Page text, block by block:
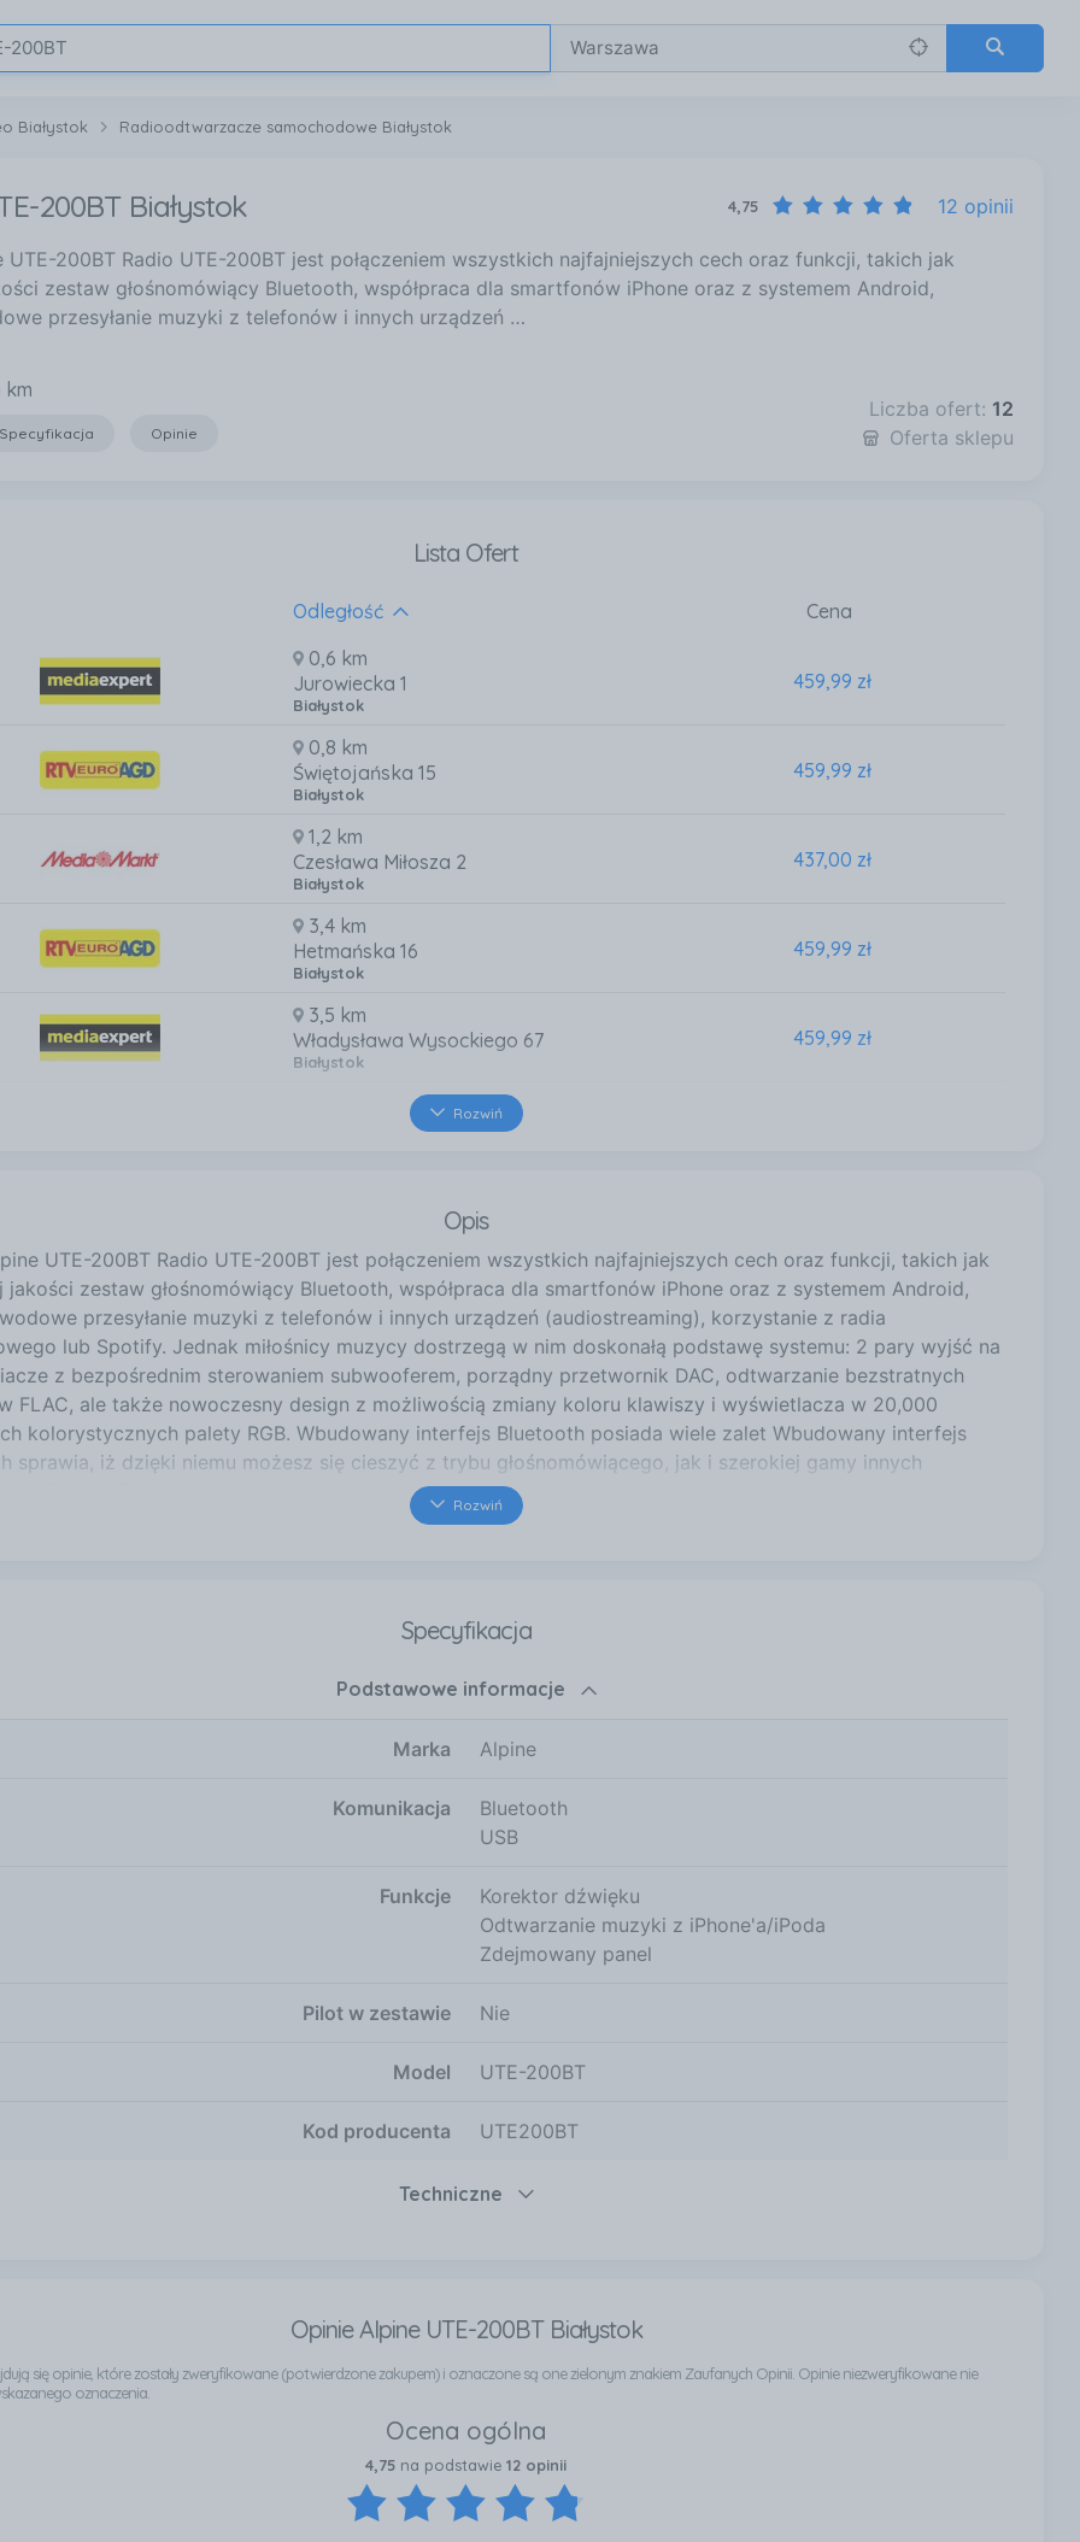
Białystok Radioodtwarzacze samochodowe Białystok
200BT Białystok 4,75 12 opinii
UTE-200BT Radio UTE-200BT jest połączeniem wszystkich najfajniejszych cech oraz funkcji, takich jak
zestaw głośnomówiący Bluetooth, współpraca dla smartfonów iPhone oraz z systemem Android,
przesyłanie muzyki z telefonów i innych urządzeń …
km
Specyfikacja Opinie
Liczba ofert: 12
Oferta sklepu
Lista Ofert
Odległość
Cena
0,6 km
Jurowiecka 1
Białystok
459,99 zł
0,8 km
Świętojańska 15
Białystok
459,99 zł
1,2 km
Czesława Miłosza 2
Białystok
437,00 zł
3,4 km
Hetmańska 16
Białystok
459,99 zł
3,5 km
Władysława Wysockiego 67
Białystok
459,99 zł
Wrocławska 20
Centrum Handlowe Auchan lokal 3 ul.
Białystok
5,7 km
Produkcyjna 84
Białystok
459,99 zł
6,1 km
Narodowych Sił Zbrojnych
Białystok
459,99 zł
Rozwiń
Opis
UTE-200BT Radio UTE-200BT jest połączeniem wszystkich najfajniejszych cech oraz funkcji, takich jak
jakości zestaw głośnomówiący Bluetooth, współpraca dla smartfonów iPhone oraz z systemem Android,
przesyłanie muzyki z telefonów i innych urządzeń (audiostreaming), korzystanie z radia
lub Spotify. Jednak miłośnicy muzycy dostrzegą w nim doskonałą podstawę systemu: 2 pary wyjść na
z bezpośrednim sterowaniem subwooferem, porządny przetwornik DAC, odtwarzanie bezstratnych
FLAC, ale także nowoczesny design z możliwością zmiany koloru klawiszy i wyświetlacza w 20,000
kolorystycznych palety RGB. Wbudowany interfejs Bluetooth posiada wiele zalet Wbudowany interfejs
sprawia, iż dzięki niemu możesz się cieszyć z trybu głośnomówiącego, jak i szerokiej gamy innych
funkcji. Funkcje te obejmują: wstrzymywanie oraz przełączanie połączeń przychodzących,
aktualizację książki adresowej oraz łatwe wyszukiwanie znakowe, jaki i łatwiejsze wyszukiwanie
Rozwiń
Specyfikacja
Podstawowe informacje
Marka Alpine
Komunikacja
Bluetooth
USB
Funkcje
Korektor dźwięku
Odtwarzanie muzyki z iPhone'a/iPoda
Zdejmowany panel
Pilot w zestawie Nie
Model UTE-200BT
Kod producenta UTE200BT
Techniczne
Opinie Alpine UTE-200BT Białystok
się opinie, które zostały zweryfikowane (potwierdzone zakupem) i oznaczone są one zielonym znakiem Zaufanych Opinii. Opinie niezweryfikowane nie
oznaczenia.
Ocena ogólna
4,75 na podstawie 12 opinii